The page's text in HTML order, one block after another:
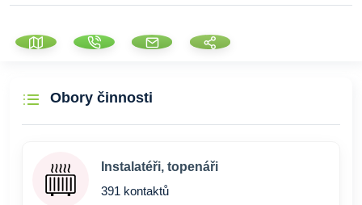
Obory činnosti
Instalatéři, topenáři
391 kontaktů